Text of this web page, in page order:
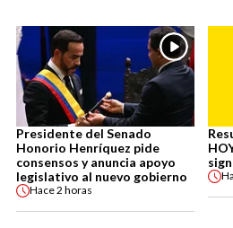
Presidente del Senado
Honorio Henríquez pide
consensos y anuncia apoyo
legislativo al nuevo gobierno
Hace2 horas